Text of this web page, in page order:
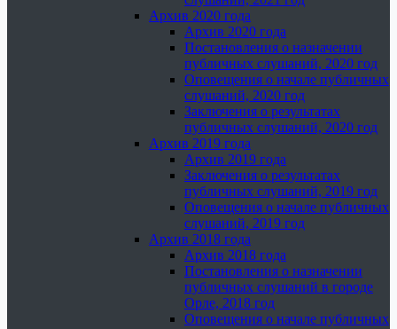
Архив 2020 года
Архив 2020 года
Постановления о назначении
публичных слушаний, 2020 год
Оповещения о начале публичных
слушаний, 2020 год
Заключения о результатах
публичных слушаний, 2020 год
Архив 2019 года
Архив 2019 года
Заключения о результатах
публичных слушаний, 2019 год
Оповещения о начале публичных
слушаний, 2019 год
Архив 2018 года
Архив 2018 года
Постановления о назначении
публичных слушаний в городе
Орле, 2018 год
Оповещения о начале публичных